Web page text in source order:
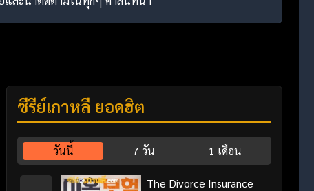
ซีรี่ย์เกาหลี ยอดฮิต
วันนี้ 7 วัน 1 เดือน
The Divorce Insurance